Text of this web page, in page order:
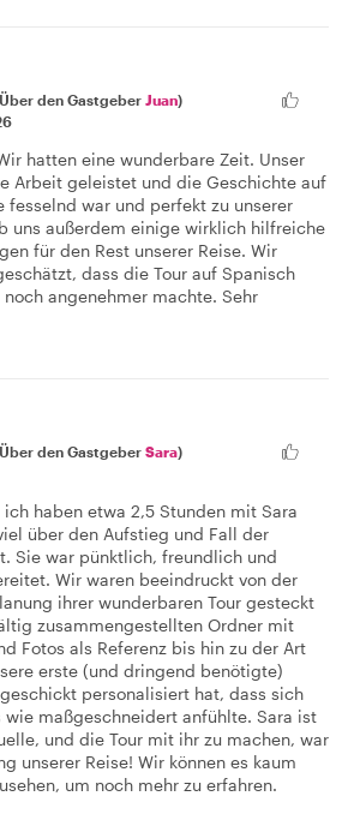
den Gastgeber Juan)
hatten eine wunderbare Zeit. Unser
Arbeit geleistet und die Geschichte auf
fesselnd war und perfekt zu unserer
uns außerdem einige wirklich hilfreiche
für den Rest unserer Reise. Wir
dass die Tour auf Spanisch
angenehmer machte. Sehr
den Gastgeber Sara)
haben etwa 2,5 Stunden mit Sara
über den Aufstieg und Fall der
Sie war pünktlich, freundlich und
Wir waren beeindruckt von der
ihrer wunderbaren Tour gesteckt
zusammengestellten Ordner mit
Fotos als Referenz bis hin zu der Art
erste (und dringend benötigte)
personalisiert hat, dass sich
maßgeschneidert anfühlte. Sara ist
und die Tour mit ihr zu machen, war
unserer Reise! Wir können es kaum
um noch mehr zu erfahren.